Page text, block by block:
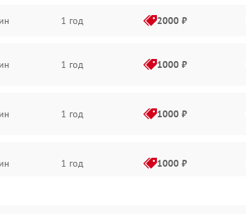
1 год 2000 ₽
1 год 1000 ₽
1 год 1000 ₽
1 год 1000 ₽